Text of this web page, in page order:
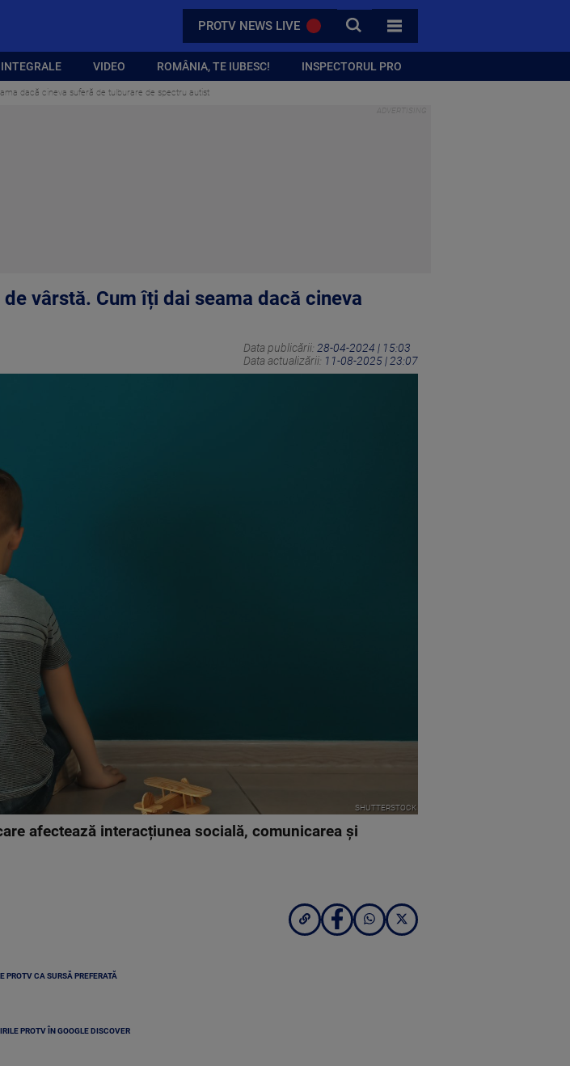
PROTV NEWS LIVE CAUTA
TOATE CATEGORIILE
VIDEO ROMÂNIA, TE IUBESC! INSPECTORUL PRO
dacă cineva suferă de tulburare de spectru autist
vârstă. Cum îți dai seama dacă cineva
Data publicării: 28-04-2024 | 15:03
Data actualizării: 11-08-2025 | 23:07
SHUTTERSTOCK
afectează interacțiunea socială, comunicarea și
PROTV CA SURSĂ PREFERATĂ
PROTV ÎN GOOGLE DISCOVER